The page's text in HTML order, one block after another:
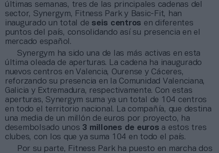
últimas semanas, tres de las principales cadenas del
sector, Synergym, Fitness Park y Basic-Fit, han
inaugurado un total de seis centros en diferentes
puntos del país, consolidando así su presencia en el
mercado español.
Synergym ha sido una de las más activas en esta
última oleada de aperturas. La cadena ha inaugurado
nuevos centros en Valencia, Ourense y Cáceres,
reforzando su presencia en la Comunidad Valenciana,
Galicia y Extremadura, respectivamente. Con estas
aperturas, Synergym suma ya un total de 104 centros
en todo el territorio nacional. La compañía, que destina
una media de un millón de euros por proyecto, ha
desembolsado unos 3 millones de euros a estos tres
clubes, con los que ya suma 104 en todo el país.
Por su parte, Fitness Park ha puesto en marcha dos